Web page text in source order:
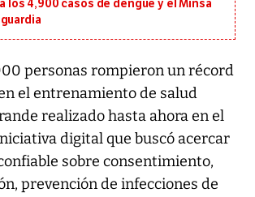
los 4,900 casos de dengue y el Minsa
personas rompieron un récord
el entrenamiento de salud
realizado hasta ahora en el
digital que buscó acercar
sobre consentimiento,
prevención de infecciones de